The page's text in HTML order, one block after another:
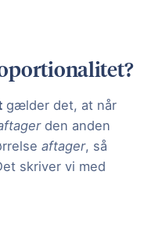
gælder det, at når
den anden
aftager, så
skriver vi med